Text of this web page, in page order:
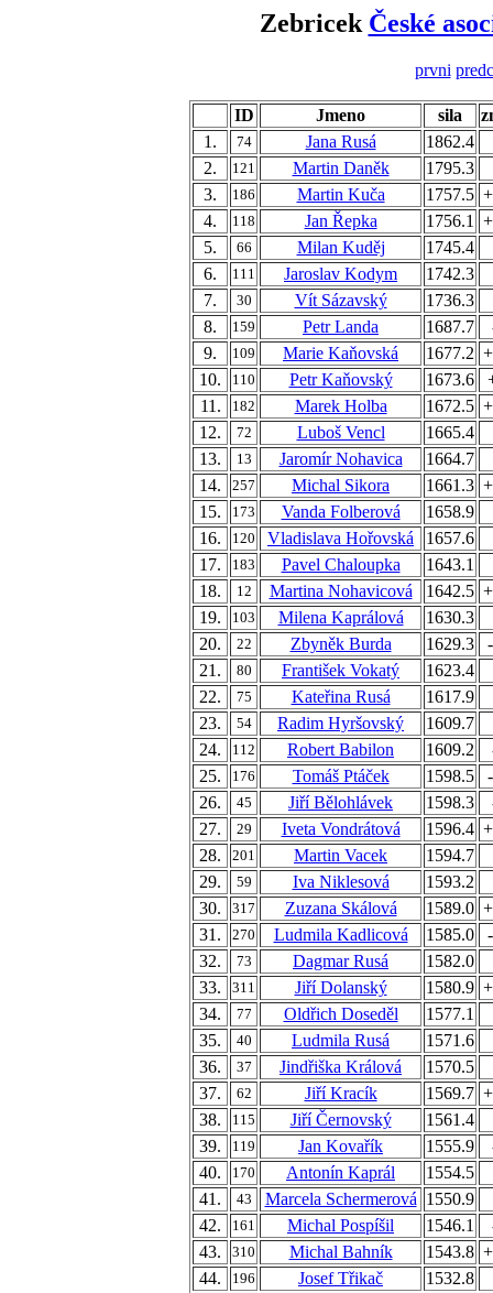
Zebricek České
prvni
ID Jmeno sila
1.
74 Jana Rusá
1862.4
2.
121 Martin Daněk
1795.3
3.
186 Martin Kuča 1757.5
4.
118 Jan Řepka 1756.1
5.
66 Milan Kuděj
1745.4
6.
111 Jaroslav Kodym
1742.3
7.
30 Vít Sázavský
1736.3
8.
159 Petr Landa 1687.7
9.
109 Marie Kaňovská 1677.2
10.
110 Petr Kaňovský 1673.6
11.
182 Marek Holba 1672.5
12.
72 Luboš Vencl
1665.4
13.
13 Jaromír Nohavica
1664.7
14.
257 Michal Sikora 1661.3
15.
173 Vanda Folberová
1658.9
16.
120 Vladislava Hořovská
1657.6
17.
183 Pavel Chaloupka
1643.1
18.
12 Martina Nohavicová 1642.5
19.
103 Milena Kaprálová
1630.3
20.
22 Zbyněk Burda 1629.3
21.
80 František Vokatý
1623.4
22.
75 Kateřina Rusá
1617.9
23.
54 Radim Hyršovský
1609.7
24.
112 Robert Babilon 1609.2
25.
176 Tomáš Ptáček 1598.5
26.
45 Jiří Bělohlávek 1598.3
27.
29 Iveta Vondrátová 1596.4
28.
201 Martin Vacek
1594.7
29.
59 Iva Niklesová
1593.2
30.
317 Zuzana Skálová 1589.0
31.
270 Ludmila Kadlicová 1585.0
32.
73 Dagmar Rusá
1582.0
33.
311 Jiří Dolanský 1580.9
34.
77 Oldřich Doseděl
1577.1
35.
40 Ludmila Rusá
1571.6
36.
37 Jindřiška Králová
1570.5
37.
62 Jiří Kracík 1569.7
38.
115 Jiří Černovský
1561.4
39.
119 Jan Kovařík 1555.9
40.
170 Antonín Kaprál
1554.5
41.
43 Marcela Schermerová 1550.9
42.
161 Michal Pospíšil 1546.1
43.
310 Michal Bahník 1543.8
44.
196 Josef Třikač
1532.8